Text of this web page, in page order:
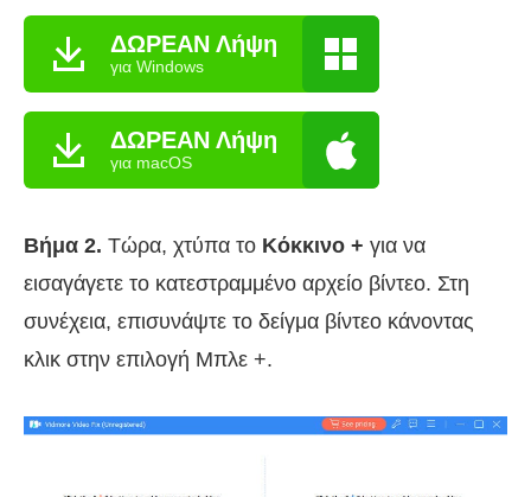
ΔΩΡΕΑΝ Λήψη
για Windows
ΔΩΡΕΑΝ Λήψη
για macOS
Βήμα 2. Τώρα, χτύπα το Κόκκινο + για να
εισαγάγετε το κατεστραμμένο αρχείο βίντεο. Στη
συνέχεια, επισυνάψτε το δείγμα βίντεο κάνοντας
κλικ στην επιλογή Μπλε +.